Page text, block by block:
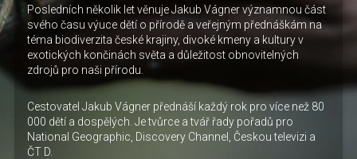
Posledních několik let věnuje Jakub Vágner významnou část
svého času výuce dětí o přírodě a veřejným přednáškám na
téma biodiverzita české krajiny, divoké kmeny a kultury v
exotických končinách světa a důležitost obnovitelných
zdrojů pro naši přírodu.
Cestovatel Jakub Vágner přednáší každý rok pro více než 80
000 dětí a dospělých. Je tvůrce a tvář řady pořadů pro
National Geographic, Discovery Channel, Českou televizi a
ČT D.